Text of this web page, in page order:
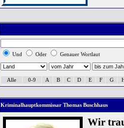
Und Oder Genauer Wortlaut
Alle 0-9 A B C D E F G
Kriminalhauptkommissar Thomas Buschhaus
Wir